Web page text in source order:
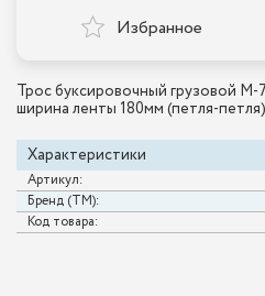
Трос буксировочный грузовой M-
ширина ленты 180мм (петля-
Характеристики
Артикул:
Бренд (ТМ):
Код товара:
Избранное